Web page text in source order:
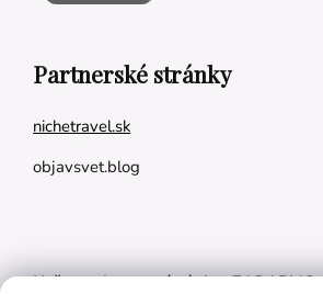
Partnerské stránky
nichetravel.sk
objavsvet.blog
Naše appky pre vás úplne ZADARMO: